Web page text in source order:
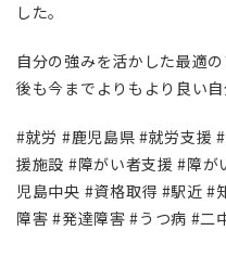
した。
自分の強みを活かした最適
後も今までよりもより良い自
#就労 #鹿児島県 #就労支援
援施設 #障がい者支援 #障
児島中央 #資格取得 #駅近 #
障害 #発達障害 #うつ病 #二